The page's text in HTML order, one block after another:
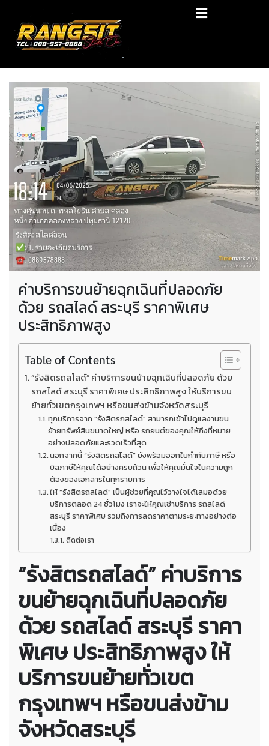
content
RANGSIT SlideON
รถยก168 รถสไลด์รังสิต รถสไลด์ ราคาถูก
ค่าบริการขนย้ายฉุกเฉินที่ปลอดภัย
ด้วย รถสไลด์ สระบุรี ราคาพิเศษ
ประสิทธิภาพสูง
Table of Contents
“รังสิตรถสไลด์” ค่าบริการขนย้ายฉุกเฉินที่ปลอดภัย ด้วย
รถสไลด์ สระบุรี ราคาพิเศษ ประสิทธิภาพสูง ให้บริการขน
ย้ายทั่วเขตกรุงเทพฯ หรือขนส่งข้ามจังหวัดสระบุรี
ทุกบริการจาก “รังสิตรถสไลด์” สามารถเข้าไปดูแลงานขน
ย้ายทรัพย์สินขนาดใหญ่ หรือ รถยนต์ของคุณให้ถึงที่หมาย
อย่างปลอดภัยและรวดเร็วที่สุด
นอกจากนี้ “รังสิตรถสไลด์” ยังพร้อมออกใบกำกับภาษี หรือ
บิลภาษีให้คุณได้อย่างครบถ้วน เพื่อให้คุณมั่นใจในความถูก
ต้องของเอกสารในทุกรายการ
ให้ “รังสิตรถสไลด์” เป็นผู้ช่วยที่คุณไว้วางใจได้เสมอด้วย
บริการตลอด 24 ชั่วโมง เราจะให้คุณเช่าบริการ รถสไลด์
สระบุรี ราคาพิเศษ รวมถึงการลดราคาตามระยะทางอย่างต่อ
เนื่อง
ติดต่อเรา
“รังสิตรถสไลด์” ค่าบริการ
ขนย้ายฉุกเฉินที่ปลอดภัย
ด้วยรถสไลด์ สระบุรี ราคา
พิเศษประสิทธิภาพสูง ให้
บริการขนย้ายทั่วเขต
กรุงเทพฯ หรือขนส่งข้าม
จังหวัดสระบุรี